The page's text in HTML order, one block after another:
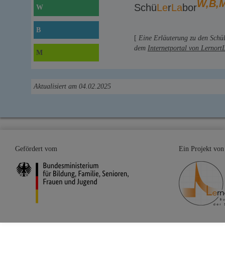
W
B
M
SchüLerLabor
[ Eine Erläuterung zu den
dem Internetportal von
Aktualisiert am 04.02.2025
Gefördert vom Ein Projekt von